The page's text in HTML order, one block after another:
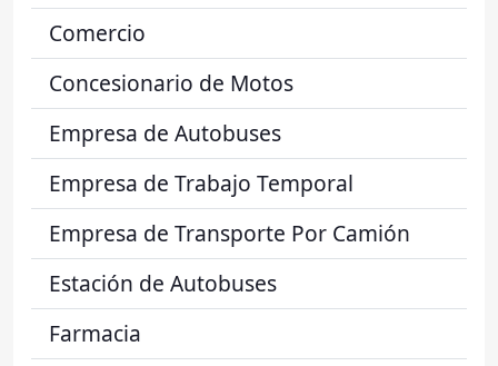
Comercio
Concesionario de Motos
Empresa de Autobuses
Empresa de Trabajo Temporal
Empresa de Transporte Por Camión
Estación de Autobuses
Farmacia